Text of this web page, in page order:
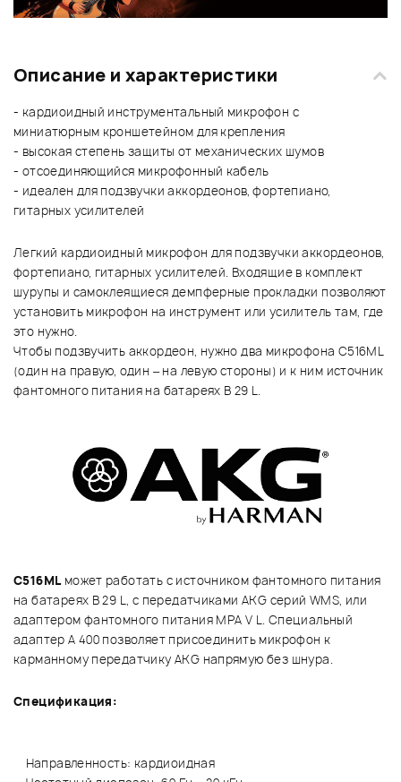
Описание и характеристики
- кардиоидный инструментальный микрофон с
миниатюрным кроншетейном для крепления
- высокая степень защиты от механических шумов
- отсоединяющийся микрофонный кабель
- идеален для подзвучки аккордеонов, фортепиано,
гитарных усилителей
Легкий кардиоидный микрофон для подзвучки аккордеонов,
фортепиано, гитарных усилителей. Входящие в комплект
шурупы и самоклеящиеся демпферные прокладки позволяют
установить микрофон на инструмент или усилитель там, где
это нужно.
Чтобы подзвучить аккордеон, нужно два микрофона C516ML
(один на правую, один – на левую стороны) и к ним источник
фантомного питания на батареях B 29 L.
C516MLможет работать с источником фантомного питания
на батареях B 29 L, с передатчиками AKG серий WMS, или
адаптером фантомного питания MPA V L. Специальный
адаптер A 400 позволяет присоединить микрофон к
карманному передатчику AKG напрямую без шнура.
Спецификация:
Направленность: кардиоидная